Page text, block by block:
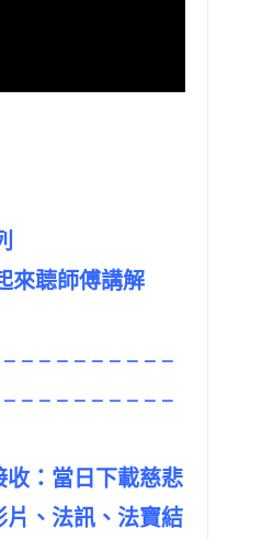
來聼師傅講解
– – – – – – – – –
– – – – – – – – –
：當日下載慈悲
片、法訊、法寶結